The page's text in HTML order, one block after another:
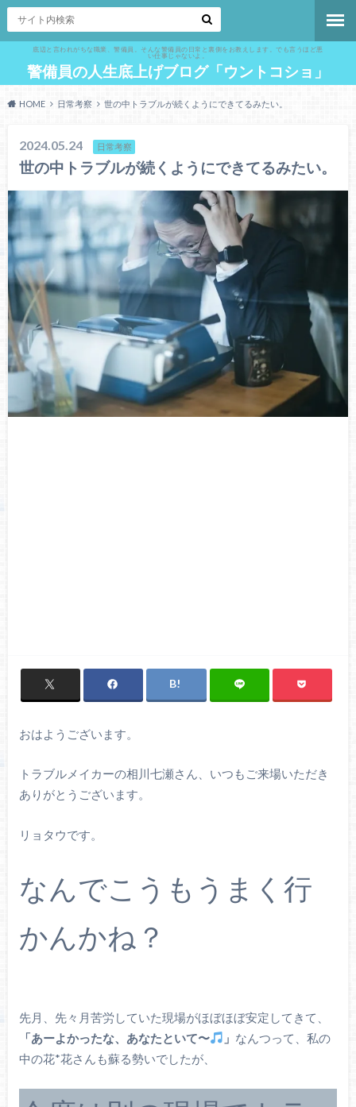
底辺と言われがちな職業、警備員。そんな警備員の日常と裏側をお教えします。でも言うほど悪
い仕事じゃないよ。
警備員の人生底上げブログ「ウントコショ」
HOME 日常考察 世の中トラブルが続くようにできてるみたい。
2024.05.24 日常考察
世の中トラブルが続くようにできてるみたい。
おはようございます。
トラブルメイカーの相川七瀬さん、いつもご来場いただき
ありがとうございます。
リョタウです。
なんでこうもうまく行
かんかね？
先月、先々月苦労していた現場がほぼほぼ安定してきて、
「あーよかったな、あなたといて〜
」 なんつって、私の
中の花*花さんも蘇る勢いでしたが、